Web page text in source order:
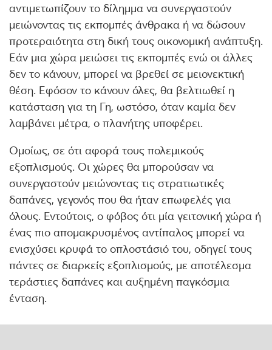
αντιμετωπίζουν το δίλημμα να συνεργαστούν
μειώνοντας τις εκπομπές άνθρακα ή να δώσουν
προτεραιότητα στη δική τους οικονομική ανάπτυξη.
Εάν μια χώρα μειώσει τις εκπομπές ενώ οι άλλες
δεν το κάνουν, μπορεί να βρεθεί σε μειονεκτική
θέση. Εφόσον το κάνουν όλες, θα βελτιωθεί η
κατάσταση για τη Γη, ωστόσο, όταν καμία δεν
λαμβάνει μέτρα, ο πλανήτης υποφέρει.
Ομοίως, σε ότι αφορά τους πολεμικούς
εξοπλισμούς. Οι χώρες θα μπορούσαν να
συνεργαστούν μειώνοντας τις στρατιωτικές
δαπάνες, γεγονός που θα ήταν επωφελές για
όλους. Εντούτοις, ο φόβος ότι μία γειτονική χώρα ή
ένας πιο απομακρυσμένος αντίπαλος μπορεί να
ενισχύσει κρυφά το οπλοστάσιό του, οδηγεί τους
πάντες σε διαρκείς εξοπλισμούς, με αποτέλεσμα
τεράστιες δαπάνες και αυξημένη παγκόσμια
ένταση.